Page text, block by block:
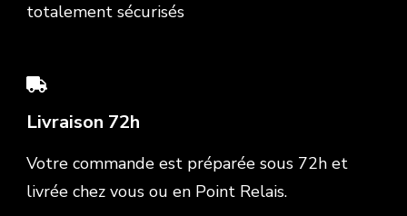
totalement sécurisés
Livraison 72h
Votre commande est préparée sous 72h et
livrée chez vous ou en Point Relais.